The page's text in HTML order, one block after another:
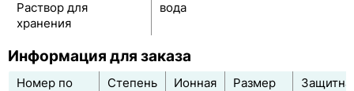
Раствор для
хранения
вода
Информация для заказа
Номер по
Степень
Ионная
Размер
HyperClone
Star-Ion A300